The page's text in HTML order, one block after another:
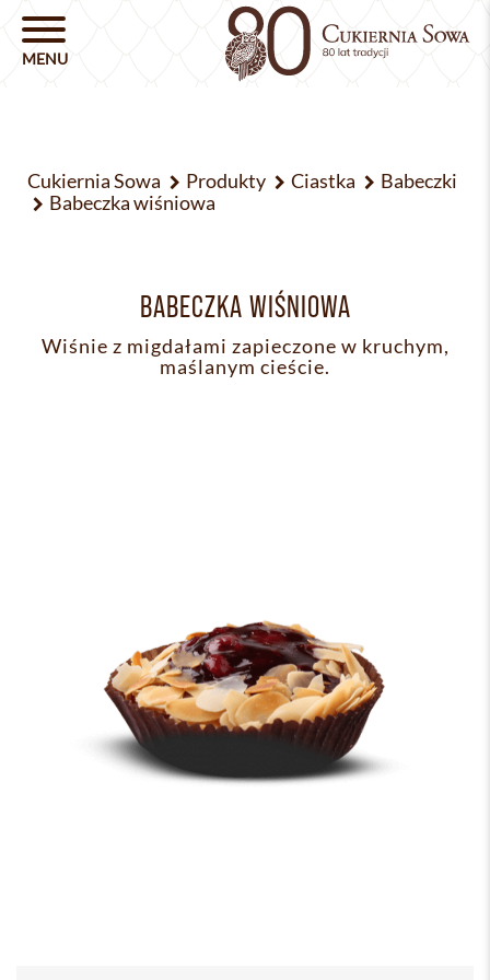
Cukiernia Sowa Produkty Ciastka
Babeczki
Babeczka wiśniowa
BABECZKA WIŚNIOWA
Wiśnie z migdałami zapieczone w kruchym,
maślanym cieście.